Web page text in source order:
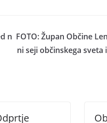
n FOTO: Župan Občine
ni seji občinskega